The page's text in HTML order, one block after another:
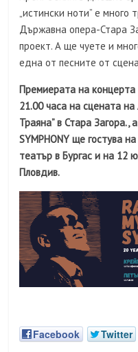
„истински ноти” е много
Държавна опера-Стара
проект. А ще чуете и
една от песните от
Премиерата на
21.00 часа на сцената
Траяна” в Стара Загора.,
SYMPHONY ще гостува
театър в Бургас и на 12
Пловдив.
Facebook Twitter